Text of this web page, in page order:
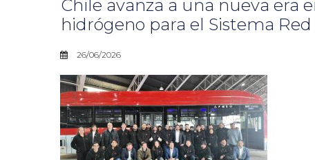
Chile avanza a una nueva era
hidrógeno para el Sistema Red
26/06/2026